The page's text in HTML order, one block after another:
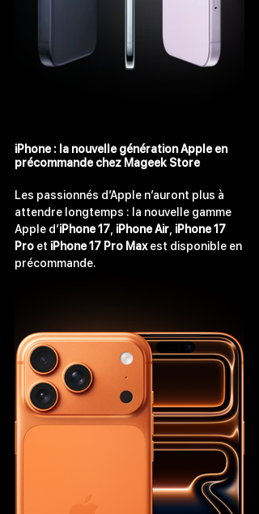
iPhone : la nouvelle génération Apple en
précommande chez Mageek Store
Les passionnés d’Apple n’auront plus à
attendre longtemps : la nouvelle gamme
Apple d’iPhone 17 iPhone Air iPhone 17
Pro et iPhone 17 Pro Max est disponible en
précommande.